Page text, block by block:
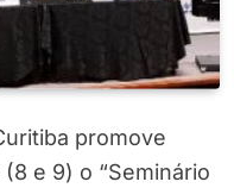
promove
e 9) o “Seminário